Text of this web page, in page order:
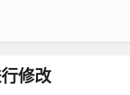
修改